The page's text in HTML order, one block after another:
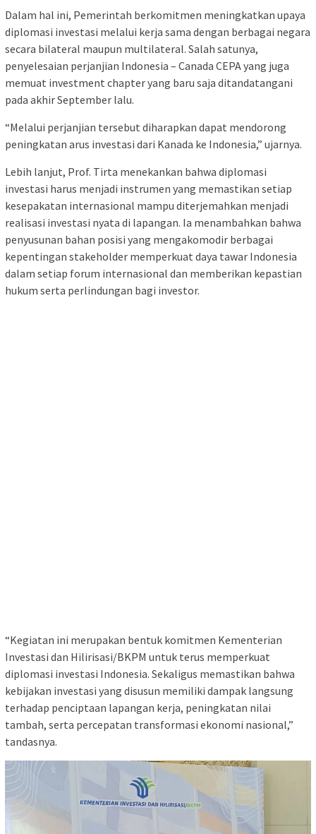
Dalam hal ini, Pemerintah berkomitmen meningkatkan upaya
diplomasi investasi melalui kerja sama dengan berbagai negara
secara bilateral maupun multilateral. Salah satunya,
penyelesaian perjanjian Indonesia – Canada CEPA yang juga
memuat investment chapter yang baru saja ditandatangani
pada akhir September lalu.
“Melalui perjanjian tersebut diharapkan dapat mendorong
peningkatan arus investasi dari Kanada ke Indonesia,” ujarnya.
Lebih lanjut, Prof. Tirta menekankan bahwa diplomasi
investasi harus menjadi instrumen yang memastikan setiap
kesepakatan internasional mampu diterjemahkan menjadi
realisasi investasi nyata di lapangan. Ia menambahkan bahwa
penyusunan bahan posisi yang mengakomodir berbagai
kepentingan stakeholder memperkuat daya tawar Indonesia
dalam setiap forum internasional dan memberikan kepastian
hukum serta perlindungan bagi investor.
“Kegiatan ini merupakan bentuk komitmen Kementerian
Investasi dan Hilirisasi/BKPM untuk terus memperkuat
diplomasi investasi Indonesia. Sekaligus memastikan bahwa
kebijakan investasi yang disusun memiliki dampak langsung
terhadap penciptaan lapangan kerja, peningkatan nilai
tambah, serta percepatan transformasi ekonomi nasional,”
tandasnya.